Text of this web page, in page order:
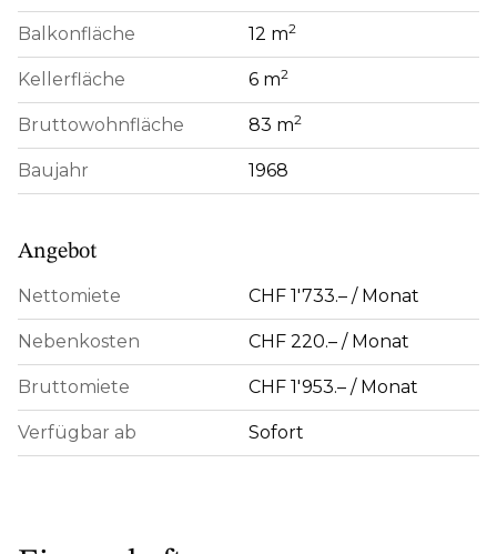
Balkonfläche 12 m2
Kellerfläche 6 m2
Bruttowohnfläche 83 m2
Baujahr 1968
Angebot
Nettomiete CHF 1'733.– / Monat
Nebenkosten CHF 220.– / Monat
Bruttomiete CHF 1'953.– / Monat
Verfügbar ab Sofort